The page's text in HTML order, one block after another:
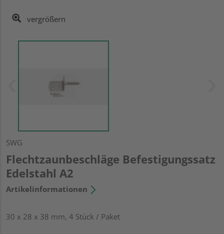
vergrößern
SWG
Flechtzaunbeschläge Befestigungssatz
Edelstahl A2
Artikelinformationen
30 x 28 x 38 mm, 4 Stück / Paket